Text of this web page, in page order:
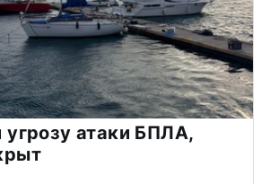
угрозу атаки БПЛА,